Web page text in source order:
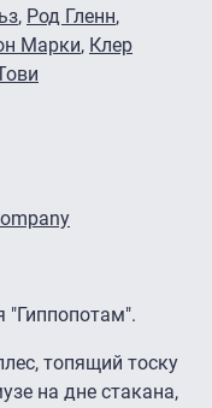
, Род Гленн,
Марки, Клер
топящий тоску
на дне стакана,